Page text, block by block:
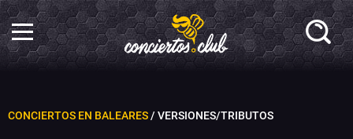
CONCIERTOS EN BALEARES/ VERSIONES/TRIBUTOS